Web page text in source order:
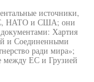
источники,
НАТО и США; они
Хартия
и Соединенными
ради мира»;
между ЕС и Грузией